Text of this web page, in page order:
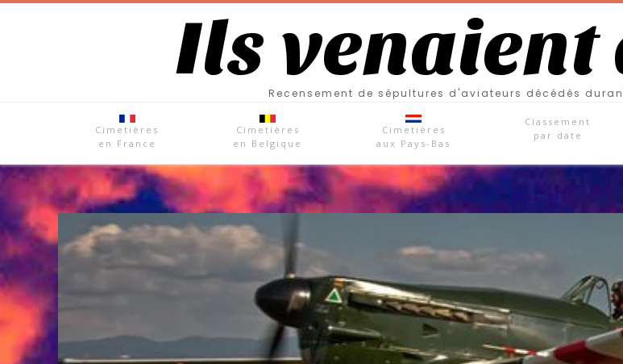
Ils venaient
Recensement de sépultures d'aviateurs décédés
Cimetières
en France
Cimetières
en Belgique
Cimetières
aux Pays-Bas
Classement
par date